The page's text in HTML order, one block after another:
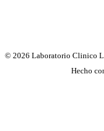
© 2026 Laboratorio Clinico
Hecho